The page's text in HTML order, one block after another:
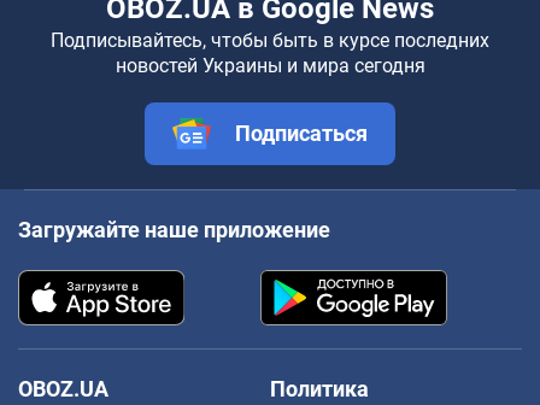
OBOZ.UA в Google News
Подписывайтесь, чтобы быть в курсе последних
новостей Украины и мира сегодня
Подписаться
Загружайте наше приложение
OBOZ.UA
Политика